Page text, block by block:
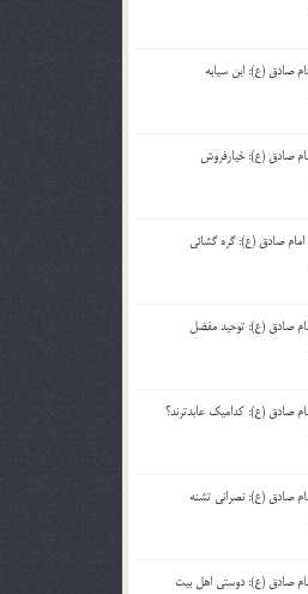
صادق (ع): ابن سیابه
صادق (ع): خیارفروش
امام صادق (ع): گره گشائی
صادق (ع): توحید مفضل
صادق (ع): کدامیک عابدترند؟
صادق (ع): نصرانی تشنه
صادق (ع): دوستی اهل بیت